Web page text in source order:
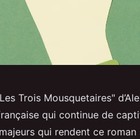
Trois Mousquetaires"
qui continue de
qui rendent ce